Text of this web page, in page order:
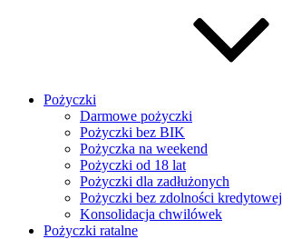
Pożyczki
Darmowe pożyczki
Pożyczki bez BIK
Pożyczka na weekend
Pożyczki od 18 lat
Pożyczki dla zadłużonych
Pożyczki bez zdolności kredytowej
Konsolidacja chwilówek
Pożyczki ratalne